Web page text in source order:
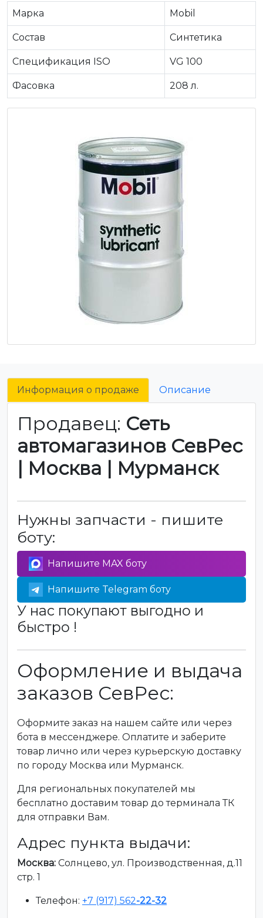
Марка Mobil
Состав Синтетика
Спецификация ISO VG 100
Фасовка 208 л.
Информация о продаже Описание
Продавец: Сеть
автомагазинов СевРес
| Москва | Мурманск
Нужны запчасти - пишите
боту:
Напишите MAX боту
Напишите Telegram боту
У нас покупают выгодно и
быстро !
Оформление и выдача
заказов СевРес:
Оформите заказ на нашем сайте или через
бота в мессенджере. Оплатите и заберите
товар лично или через курьерскую доставку
по городу Москва или Мурманск.
Для региональных покупателей мы
бесплатно доставим товар до терминала ТК
для отправки Вам.
Адрес пункта выдачи:
Москва: Солнцево, ул. Производственная, д.11
стр. 1
Телефон: +7 (917) 562-22-32